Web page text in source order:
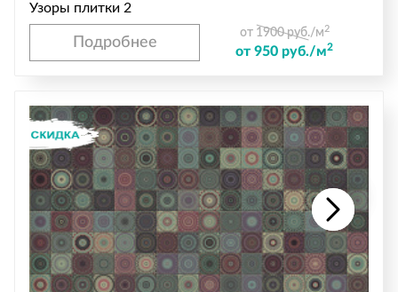
Узоры плитки 2
Подробнее
от 1900 руб./м 2
от 950 руб./м2